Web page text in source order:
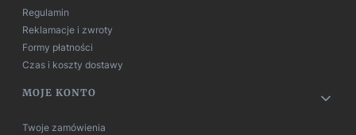
Regulamin
Reklamacje i zwroty
Formy płatności
Czas i koszty dostawy
MOJE KONTO
Twoje zamówienia